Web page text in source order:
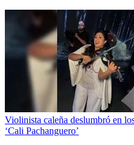
Violinista caleña deslumbró en
‘Cali Pachanguero’